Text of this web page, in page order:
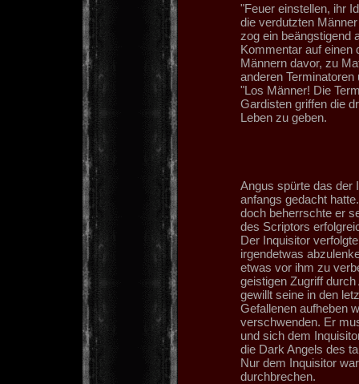
"Feuer einstellen, ihr
die verdutzten
zog ein beängstigend
Kommentar auf einen
Männern davor, zu
anderen
"Los Männer! Die
Gardisten griffen die
Leben zu geben.
Angus spürte das der
anfangs gedacht
doch beherrschte er
des Scriptors
Der Inquisitor
irgendetwas
etwas vor ihm zu
geistigen Zugriff
gewillt seine in den
Gefallenen aufheben
verschwenden. Er
und sich dem
die Dark Angels des
Nur dem Inquisitor
durchbrechen.